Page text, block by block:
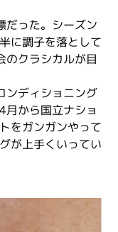
だった。シーズン
に調子を落として
のクラシカルが目
ンディショニング
月から国立ナショ
をガンガンやって
が上手くいってい